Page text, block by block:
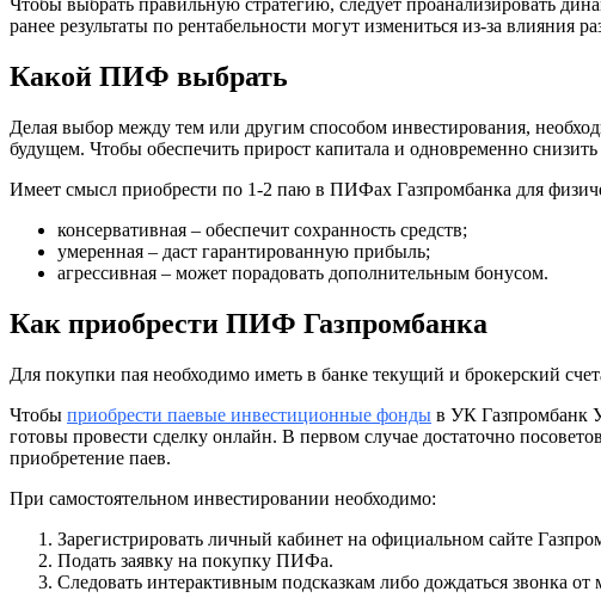
Чтобы выбрать правильную стратегию, следует проанализировать
ранее результаты по рентабельности могут измениться из-за влияния
Какой ПИФ выбрать
Делая выбор между тем или другим способом инвестирования,
будущем. Чтобы обеспечить прирост капитала и одновременно
Имеет смысл приобрести по 1-2 паю в ПИФах Газпромбанка для
консервативная – обеспечит сохранность средств;
умеренная – даст гарантированную прибыль;
агрессивная – может порадовать дополнительным бонусом.
Как приобрести ПИФ Газпромбанка
Для покупки пая необходимо иметь в банке текущий и брокерский
Чтобы приобрести паевые инвестиционные фонды в УК Газпромбанк
готовы провести сделку онлайн. В первом случае достаточно
приобретение паев.
При самостоятельном инвестировании необходимо:
Зарегистрировать личный кабинет на официальном сайте
Подать заявку на покупку ПИФа.
Следовать интерактивным подсказкам либо дождаться звонка